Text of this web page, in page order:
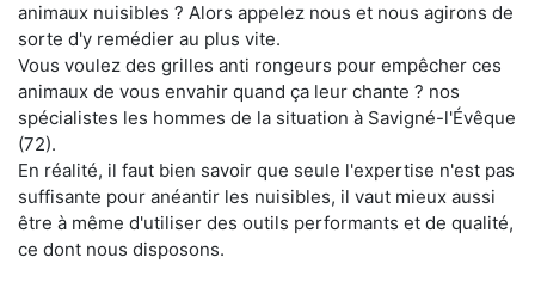
animaux nuisibles ? Alors appelez nous et nous agirons de
sorte d'y remédier au plus vite.
Vous voulez des grilles anti rongeurs pour empêcher ces
animaux de vous envahir quand ça leur chante ? nos
spécialistes les hommes de la situation à Savigné-l'Évêque
(72).
En réalité, il faut bien savoir que seule l'expertise n'est pas
suffisante pour anéantir les nuisibles, il vaut mieux aussi
être à même d'utiliser des outils performants et de qualité,
ce dont nous disposons.